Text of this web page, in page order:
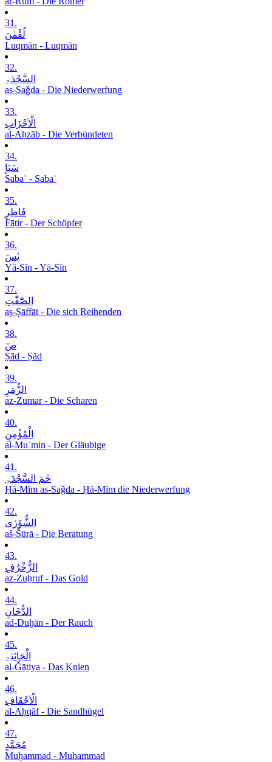
31.
لُقْمٰنَ
Luqmān - Luqmān
32.
السَّجْدَۃِ
as-Saǧda - Die Niederwerfung
33.
الْاَحْزَابِ
al-Aḥzāb - Die Verbündeten
34.
سَبَاٍ
Sabaʾ - Sabaʾ
35.
فَاطِرٍ
Fāṭir - Der Schöpfer
36.
یٰسٓ
Yā-Sīn - Yā-Sīn
37.
الصّٰٓفّٰتِ
aṣ-Ṣāffāt - Die sich Reihenden
38.
صٓ
Ṣād - Ṣād
39.
الزُّمَرِ
az-Zumar - Die Scharen
40.
الْمُؤْمِنِ
al-Muʾmin - Der Gläubige
41.
حٰمٓ السَّجْدَۃِ
Ḥā-Mīm as-Saǧda - Ḥā-Mīm die Niederwerfung
42.
الشُّوْرٰی
aš-Šūrā - Die Beratung
43.
الزُّخْرُفِ
az-Zuḫruf - Das Gold
44.
الدُّخَانِ
ad-Duḫān - Der Rauch
45.
الْجَاثِیَۃِ
al-Ǧāṯiya - Das Knien
46.
الْاَحْقَافِ
al-Aḥqāf - Die Sandhügel
47.
مُحَمَّدٍ
Muḥammad - Muhammad